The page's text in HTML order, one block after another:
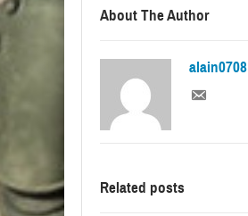
About The Author
alain0708
Related posts